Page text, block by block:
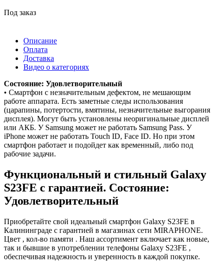
Под заказ
Описание
Оплата
Доставка
Видео о категориях
Состояние: Удовлетворительный
• Смартфон с незначительным дефектом, не мешающим
работе аппарата. Есть заметные следы использования
(царапины, потертости, вмятины, незначительные выгорания
дисплея). Могут быть установлены неоригинальные дисплей
или АКБ. У Samsung может не работать Samsung Pass. У
iPhone может не работать Touch ID, Face ID. Но при этом
смартфон работает и подойдет как временный, либо под
рабочие задачи.
Функциональный и стильный Galaxy
S23FE с гарантией. Состояние:
Удовлетворительный
Приобретайте свой идеальный смартфон Galaxy S23FE в
Калининграде с гарантией в магазинах сети MIRAPHONE.
Цвет , кол-во памяти . Наш ассортимент включает как новые,
так и бывшие в употреблении телефоны Galaxy S23FE ,
обеспечивая надежность и уверенность в каждой покупке.